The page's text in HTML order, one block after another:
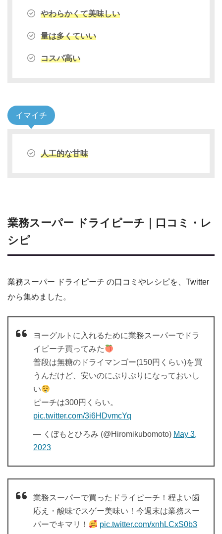
やわらかくて美味しい
量は多くていい
コスパ高い
イマイチ
人工的な甘味
業務スーパー ドライピーチ｜口コミ・レ
シピ
業務スーパー ドライピーチ の口コミやレシピを、Twitter
から集めました。
ヨーグルトに入れるために業務スーパーでドラ
イピーチ買ってみた
普段は無糖のドライマンゴー(150円くらい)を買
うんだけど、安いのにぷりぷりになっておいし
い
ピーチは300円くらい。
pic.twitter.com/3i6HDvmcYq
— くぼもとひろみ (@Hiromikubomoto) May 3,
2023
業務スーパーで買ったドライピーチ！程よい歯
応え・酸味でスゲー美味い！今週末は業務スー
パーでキマリ！
pic.twitter.com/xnhLCxS0b3